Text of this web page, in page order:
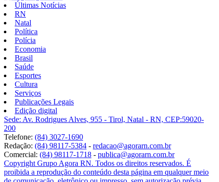
Últimas Notícias
RN
Natal
Política
Polícia
Economia
Brasil
Saúde
Esportes
Cultura
Serviços
Publicações Legais
Edição digital
Sede: Av. Rodrigues Alves, 955 - Tirol, Natal - RN, CEP:59020-
200
Telefone: (84) 3027-1690
Redação: (84) 98117-5384 - redacao@agorarn.com.br
Comercial: (84) 98117-1718 - publica@agorarn.com.br
Copyright Grupo Agora RN. Todos os direitos reservados. É
proibida a reprodução do conteúdo desta página em qualquer meio